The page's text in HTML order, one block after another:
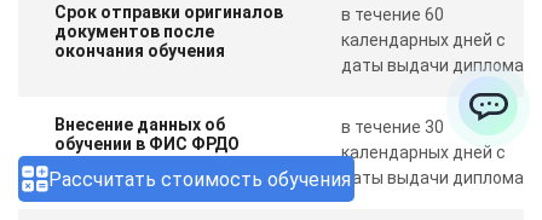
Рассчитать стоимость обучения
Срок отправки оригиналов
документов после
окончания обучения
в течение 60
календарных дней с
даты выдачи диплома
Внесение данных об
обучении в ФИС ФРДО
в течение 30
календарных дней с
даты выдачи диплома
ChatApp